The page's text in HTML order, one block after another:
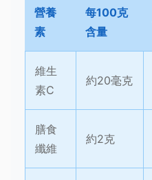
營養
素
每100克
含量
維生
素C
約20毫克
膳食
纖維
約2克